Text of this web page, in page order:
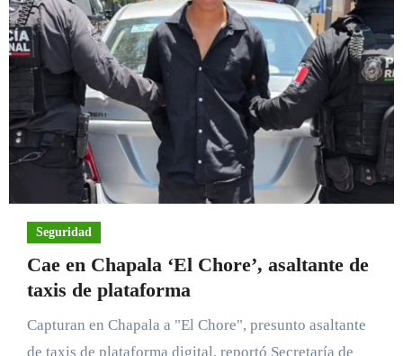
Seguridad
Cae en Chapala ‘El Chore’, asaltante de
taxis de plataforma
Capturan en Chapala a "El Chore", presunto asaltante
de taxis de plataforma digital, reportó Secretaría de